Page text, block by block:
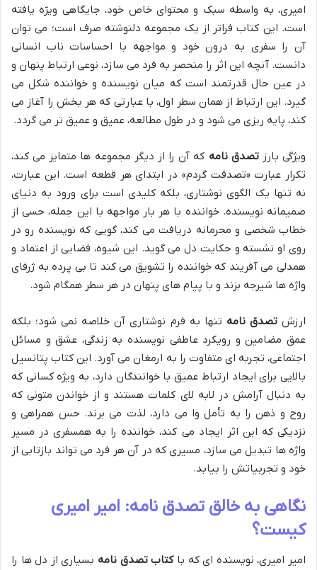
امیری، به واسطه سبک و محتوای خاص خود، جایگاهی ویژه یافته
است. این کتاب فراتر از یک مجموعه دلنوشته صرف است؛ می توان
آن را سفری به درون خود و مواجهه با احساسات ناب انسانی
دانست. آنچه این اثر را منحصر به فرد می سازد، نوعی ارتباط پنهان و
در عین حال قدرتمند است که میان نویسنده و خواننده شکل می
گیرد. این ارتباط از همان سطر اول، با عبارتی که هر بخش را آغاز می
کند، پایه ریزی می شود و در طول مطالعه، عمیق و عمیق تر می گردد.
ویژگی بارزتصدق نامه که آن را از دیگر مجموعه ها متمایز می کند،
تکرار عبارت «تصدقت گردم» در ابتدای هر قطعه است. این عبارت،
نه تنها یک الگوی نوشتاری، بلکه کلیدی است برای ورود به دنیای
صمیمانه نویسنده. خواننده با هر بار مواجهه با این جمله، حسی از
خطاب شخصی و محرمانه دریافت می کند، گویی که نویسنده رو در
روی او نشسته و حکایت دل می گوید. این شیوه، فضایی از اعتماد و
همدلی می آفریند که خواننده را تشویق می کند تا بی پرده به ژرفای
واژه ها شیرجه بزند و با پیام های پنهان در هر سطر همگام شود.
ارزشتصدق نامه تنها به فرم نوشتاری آن خلاصه نمی شود؛ بلکه
عمق مضامین و رویکرد عاطفی نویسنده به زندگی، عشق و مسائل
اجتماعی، تجربه ای متفاوت را به ارمغان می آورد. این کتاب پتانسیل
بالایی برای ایجاد ارتباط عمیق با خوانندگان دارد، به ویژه کسانی که
به دنبال آرامش در لابه لای کلمات هستند و از خواندن متونی که
روح و ذهن را به تأمل وا می دارد، لذت می برند. حس همراهی و
نزدیکی که این اثر ایجاد می کند، خواننده را به همسفری در مسیر
واژه ها تبدیل می سازد، مسیری که در آن هر فرد می تواند بازتابی از
خود و تجربیاتش را بیابد.
نگاهی به خالق تصدق نامه: امیر امیری
کیست؟
امیر امیری، نویسنده ای که باکتاب تصدق نامه بسیاری از دل ها را